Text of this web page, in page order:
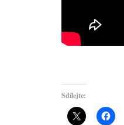
Sdílejte: